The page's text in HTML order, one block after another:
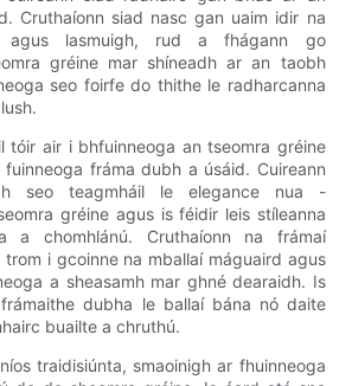
Cruthaíonn siad nasc gan uaim idir na
agus lasmuigh, rud a fhágann go
gréine mar shíneadh ar an taobh
seo foirfe do thithe le radharcanna
tóir air i bhfuinneoga an tseomra gréine
fráma dubh a úsáid. Cuireann
seo teagmháil le elegance nua -
gréine agus is féidir leis stíleanna
a chomhlánú. Cruthaíonn na frámaí
i gcoinne na mballaí máguaird agus
a sheasamh mar ghné dearaidh. Is
dubha le ballaí bána nó daite
buailte a chruthú.
traidisiúnta, smaoinigh ar fhuinneoga